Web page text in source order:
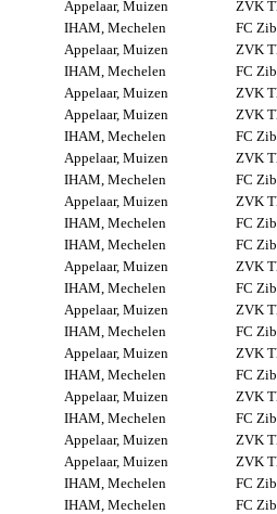
Appelaar, Muizen
ZVK
IHAM, Mechelen
FC
Appelaar, Muizen
ZVK
IHAM, Mechelen
FC
Appelaar, Muizen
ZVK
Appelaar, Muizen
ZVK
IHAM, Mechelen
FC
Appelaar, Muizen
ZVK
IHAM, Mechelen
FC
Appelaar, Muizen
ZVK
IHAM, Mechelen
FC
IHAM, Mechelen
FC
Appelaar, Muizen
ZVK
IHAM, Mechelen
FC
Appelaar, Muizen
ZVK
IHAM, Mechelen
FC
Appelaar, Muizen
ZVK
IHAM, Mechelen
FC
Appelaar, Muizen
ZVK
IHAM, Mechelen
FC
Appelaar, Muizen
ZVK
Appelaar, Muizen
ZVK
IHAM, Mechelen
FC
IHAM, Mechelen FC